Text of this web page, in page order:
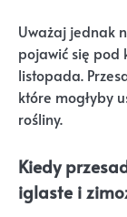
Uważaj jednak
pojawić się pod
listopada.
które mogłyby
rośliny.
Kiedy
iglaste i